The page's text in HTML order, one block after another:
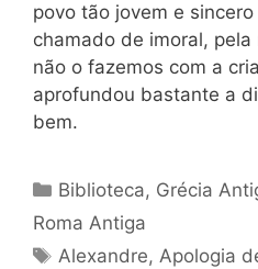
povo tão jovem e
chamado de imoral,
não o fazemos com a
aprofundou bastante a
bem.
Categorias
Biblioteca, Grécia
Roma Antiga
Tags
Alexandre,Apologia